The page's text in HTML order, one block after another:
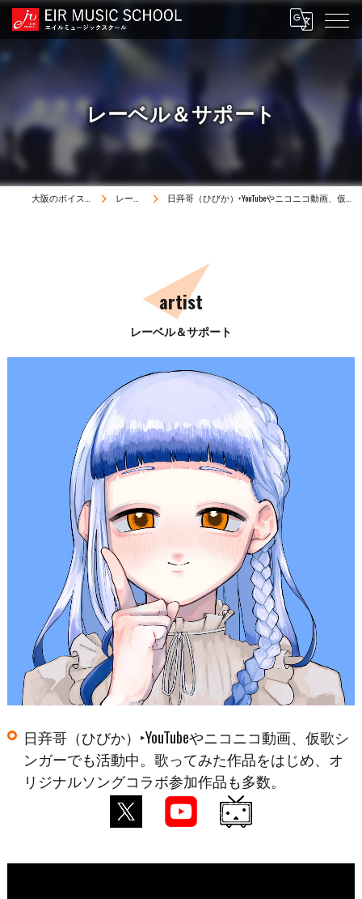
レーベル＆サポート
レーベル＆サポート 日竎哥（ひびか）‣YouTubeやニコニコ動画、仮歌シンガーでも活動中。歌ってみた作品をはじめ、オリジナルソングコラボ参加作品も多数。
レーベル＆サポート
artist
日竎哥（ひびか）‣YouTubeやニコニコ動画、仮歌シ
ンガーでも活動中。歌ってみた作品をはじめ、オ
リジナルソングコラボ参加作品も多数。